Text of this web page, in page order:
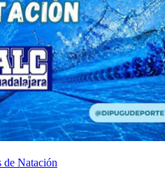
Natación